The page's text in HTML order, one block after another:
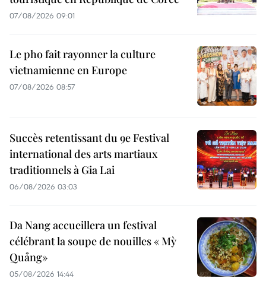
07/08/2026 09:01
Le pho fait rayonner la culture
vietnamienne en Europe
07/08/2026 08:57
Succès retentissant du 9e Festival
international des arts martiaux
traditionnels à Gia Lai
06/08/2026 03:03
Da Nang accueillera un festival
célébrant la soupe de nouilles « Mỳ
Quảng»
05/08/2026 14:44